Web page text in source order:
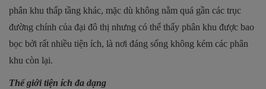
phân khu thấp tầng khác, mặc dù không nằm quá gần các trục
đường chính của đại đô thị nhưng có thể thấy phân khu được bao
bọc bởi rất nhiều tiện ích, là nơi đáng sống không kém các phân
khu còn lại.
Thế giới tiện ích đa dạng